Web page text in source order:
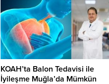
mahallesinde askeri tören
düzenlendi. Törene, ailesi ve
yakınlarının yanı sıra Bodrum
Kaymakamı Ali Sırmalı, Bodrum
Belediye Başkanı Tamer
Mandalinci, Garnizon Komutanı
Personel Albay Ayhan Ulutaş, İlçe
Jandarma Komutanı Yarbay...
KOAH’ta Balon Tedavisi ile
İyileşme Muğla’da Mümkün